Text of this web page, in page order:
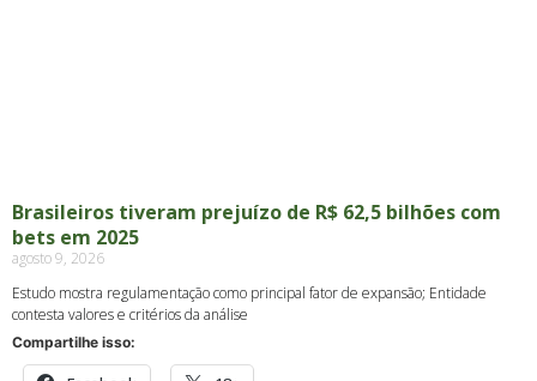
Brasileiros tiveram prejuízo de R$ 62,5 bilhões com
bets em 2025
agosto 9, 2026
Estudo mostra regulamentação como principal fator de expansão; Entidade
contesta valores e critérios da análise
Compartilhe isso: